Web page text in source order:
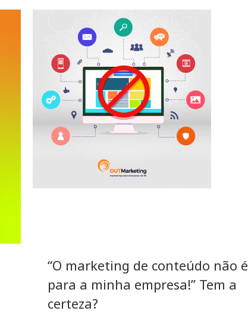
“O marketing de conteúdo não é
para a minha empresa!” Tem a
certeza?